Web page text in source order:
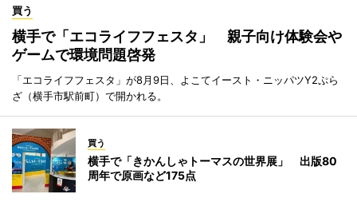
買う
横手で「エコライフフェスタ」 親子向け体験会や
ゲームで環境問題啓発
「エコライフフェスタ」が8月9日、よこてイースト・ニッパツY2ぷら
ざ（横手市駅前町）で開かれる。
買う
横手で「きかんしゃトーマスの世界展」 出版80
周年で原画など175点